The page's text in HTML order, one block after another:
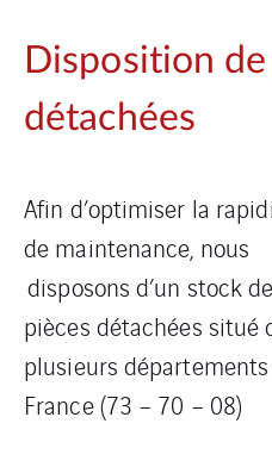
Disposition
détachées
Afin d’optimiser la
de maintenance, nous
disposons d’un stock de
pièces détachées situé
plusieurs
France (73 – 70 – 08)